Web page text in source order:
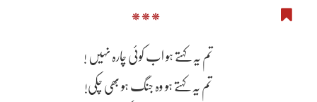
***
تم یہ کہتے ہو اب کوئی چارہ نہیں !
تم یہ کہتے ہو وہ جنگ ہو بھی چکی!